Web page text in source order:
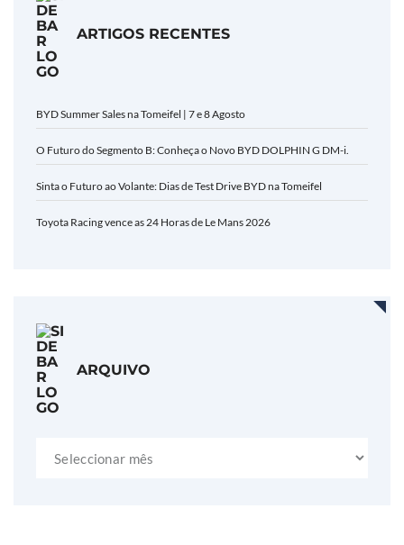
ARTIGOS RECENTES
BYD Summer Sales na Tomeifel | 7 e 8 Agosto
O Futuro do Segmento B: Conheça o Novo BYD DOLPHIN G DM-i.
Sinta o Futuro ao Volante: Dias de Test Drive BYD na Tomeifel
Toyota Racing vence as 24 Horas de Le Mans 2026
ARQUIVO